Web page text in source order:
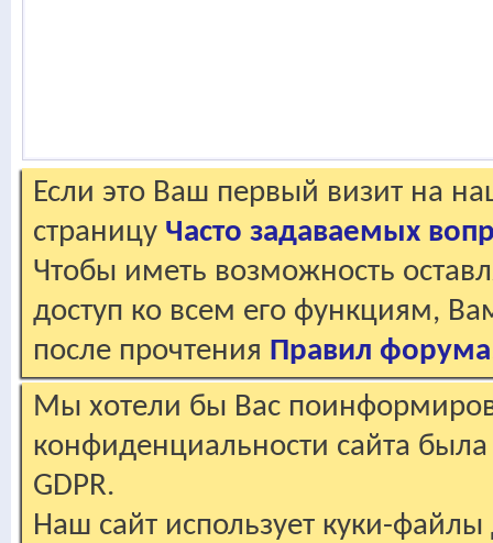
Если это Ваш первый визит на
страницу Часто задаваемых
Чтобы иметь возможность
доступ ко всем его функциям,
после прочтения Правил форума
Мы хотели бы Вас
конфиденциальности сайта
GDPR.
Наш сайт использует куки-файлы